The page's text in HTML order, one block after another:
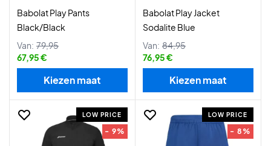
Babolat Play Pants
Black/Black
Van: 79,95
67,95 €
Kiezen maat
Babolat Play Jacket
Sodalite Blue
Van: 84,95
76,95 €
Kiezen maat
LOW PRICE
- 9%
LOW PRICE
- 8%